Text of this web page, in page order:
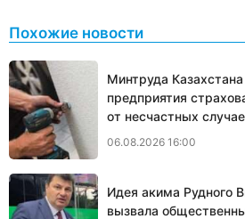
Похожие новости
Минтруда
предприятия
от несчастных
06.08.2026 16:00
Идея акима Рудного
вызвала